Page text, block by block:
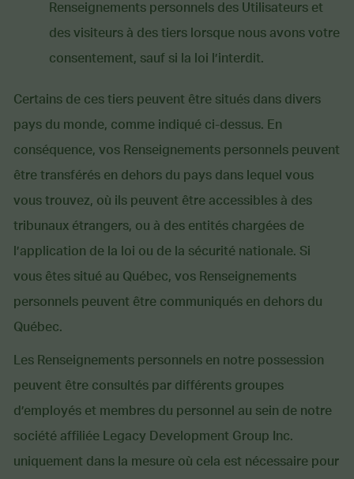
Renseignements personnels des Utilisateurs et
des visiteurs à des tiers lorsque nous avons votre
consentement, sauf si la loi l’interdit.
Certains de ces tiers peuvent être situés dans divers
pays du monde, comme indiqué ci-dessus. En
conséquence, vos Renseignements personnels peuvent
être transférés en dehors du pays dans lequel vous
vous trouvez, où ils peuvent être accessibles à des
tribunaux étrangers, ou à des entités chargées de
l’application de la loi ou de la sécurité nationale. Si
vous êtes situé au Québec, vos Renseignements
personnels peuvent être communiqués en dehors du
Québec.
Les Renseignements personnels en notre possession
peuvent être consultés par différents groupes
d’employés et membres du personnel au sein de notre
société affiliée Legacy Development Group Inc.
uniquement dans la mesure où cela est nécessaire pour